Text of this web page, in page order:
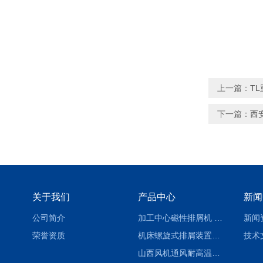
上一篇： TL
下一篇： 西
关于我们
公司简介
荣誉资质
产品中心 新
新闻
技术